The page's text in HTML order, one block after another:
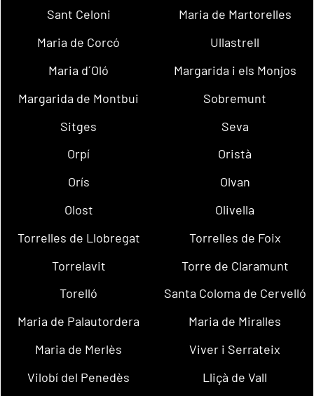
Sant Celoni
Maria de Martorelles
Maria de Corcó
Ullastrell
Maria d´Oló
Margarida i els Monjos
Margarida de Montbui
Sobremunt
Sitges
Seva
Orpí
Oristà
Orís
Olvan
Olost
Olivella
Torrelles de Llobregat
Torrelles de Foix
Torrelavit
Torre de Claramunt
Torelló
Santa Coloma de Cervelló
Maria de Palautordera
Maria de Miralles
Maria de Merlès
Viver i Serrateix
Vilobí del Penedès
Lliçà de Vall